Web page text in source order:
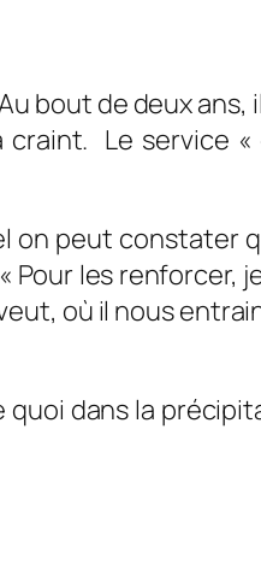
bout de deux
Le service
peut constater
Pour les renforcer,
veut, où il nous
dans la